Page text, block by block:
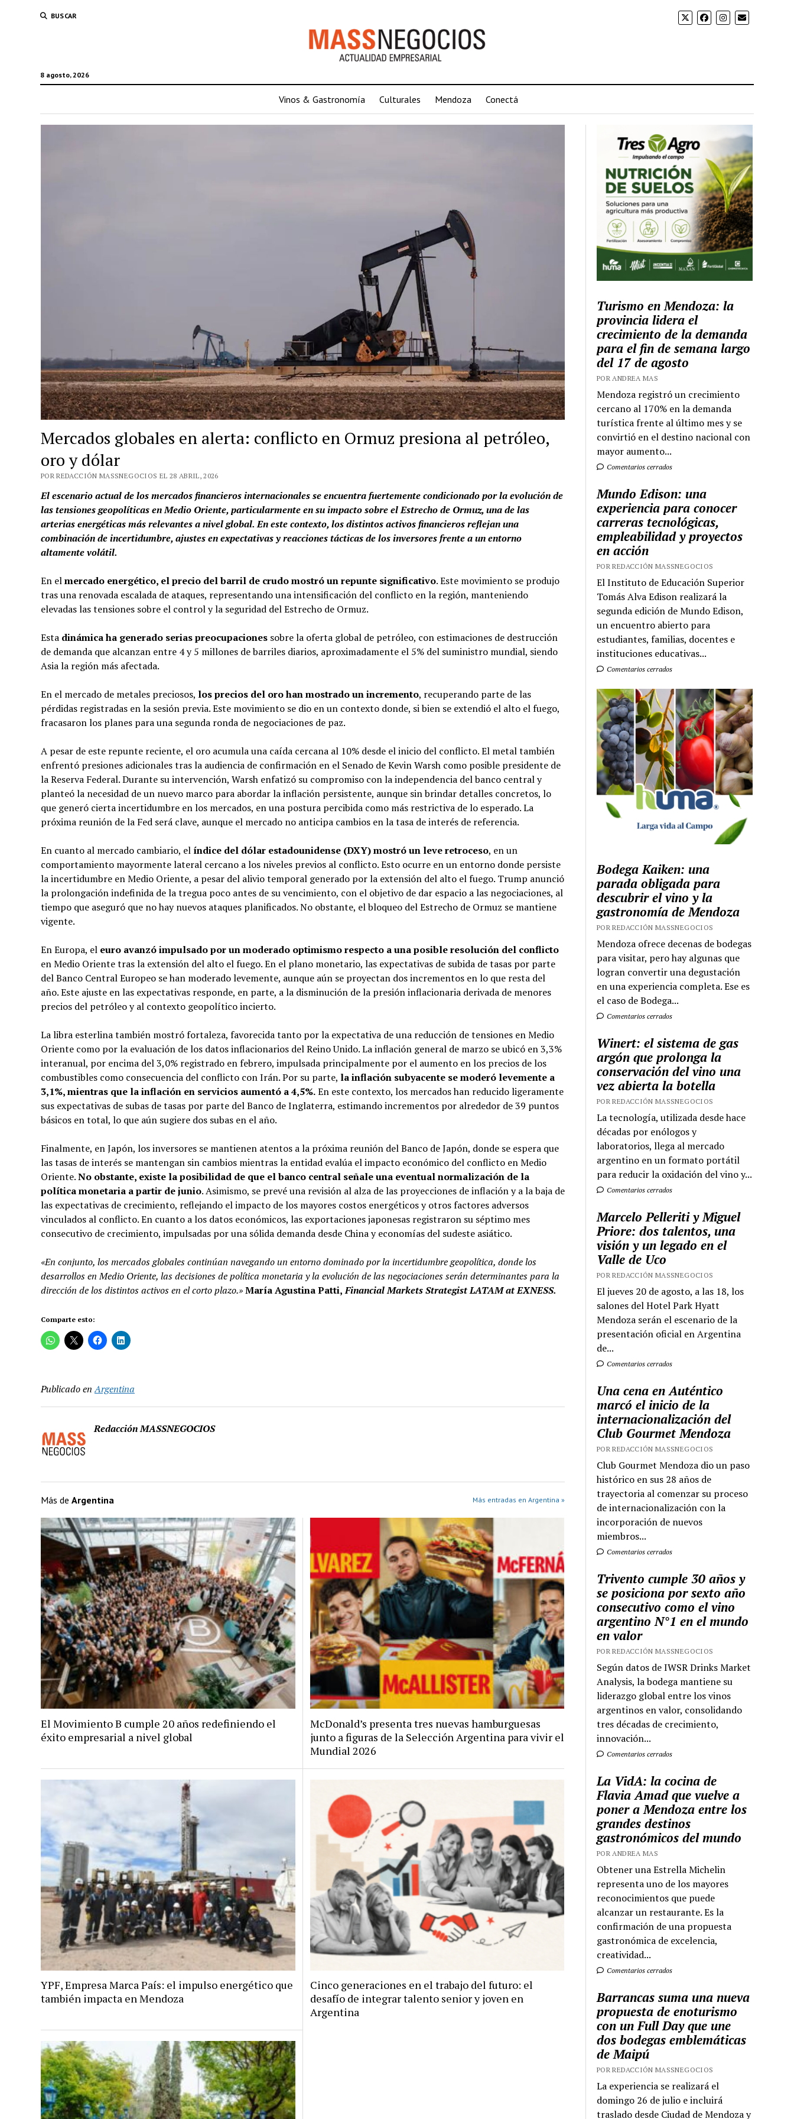
BUSCAR
8 agosto, 2026
Vinos & Gastronomía Culturales Mendoza Conectá
Mercados globales en alerta: conflicto en Ormuz presiona al petróleo,
oro y dólar
POR REDACCIÓN MASSNEGOCIOS EL 28 ABRIL, 2026
El escenario actual de los mercados financieros internacionales se encuentra fuertemente condicionado por la evolución de
las tensiones geopolíticas en Medio Oriente, particularmente en su impacto sobre el Estrecho de Ormuz, una de las
arterias energéticas más relevantes a nivel global. En este contexto, los distintos activos financieros reflejan una
combinación de incertidumbre, ajustes en expectativas y reacciones tácticas de los inversores frente a un entorno
altamente volátil.
En elmercado energético, el precio del barril de crudo mostró un repunte significativo. Este movimiento se produjo
tras una renovada escalada de ataques, representando una intensificación del conflicto en la región, manteniendo
elevadas las tensiones sobre el control y la seguridad del Estrecho de Ormuz.
Esta dinámica ha generado serias preocupacionessobre la oferta global de petróleo, con estimaciones de destrucción
de demanda que alcanzan entre 4 y 5 millones de barriles diarios, aproximadamente el 5% del suministro mundial, siendo
Asia la región más afectada.
En el mercado de metales preciosos, los precios del oro han mostrado un incremento, recuperando parte de las
pérdidas registradas en la sesión previa. Este movimiento se dio en un contexto donde, si bien se extendió el alto el fuego,
fracasaron los planes para una segunda ronda de negociaciones de paz.
A pesar de este repunte reciente, el oro acumula una caída cercana al 10% desde el inicio del conflicto. El metal también
enfrentó presiones adicionales tras la audiencia de confirmación en el Senado de Kevin Warsh como posible presidente de
la Reserva Federal. Durante su intervención, Warsh enfatizó su compromiso con la independencia del banco central y
planteó la necesidad de un nuevo marco para abordar la inflación persistente, aunque sin brindar detalles concretos, lo
que generó cierta incertidumbre en los mercados, en una postura percibida como más restrictiva de lo esperado. La
próxima reunión de la Fed será clave, aunque el mercado no anticipa cambios en la tasa de interés de referencia.
En cuanto al mercado cambiario, el índice del dólar estadounidense (DXY) mostró un leve retroceso, en un
comportamiento mayormente lateral cercano a los niveles previos al conflicto. Esto ocurre en un entorno donde persiste
la incertidumbre en Medio Oriente, a pesar del alivio temporal generado por la extensión del alto el fuego. Trump anunció
la prolongación indefinida de la tregua poco antes de su vencimiento, con el objetivo de dar espacio a las negociaciones, al
tiempo que aseguró que no hay nuevos ataques planificados. No obstante, el bloqueo del Estrecho de Ormuz se mantiene
vigente.
En Europa, el euro avanzó impulsado por un moderado optimismo respecto a una posible resolución del conflicto
en Medio Oriente tras la extensión del alto el fuego. En el plano monetario, las expectativas de subida de tasas por parte
del Banco Central Europeo se han moderado levemente, aunque aún se proyectan dos incrementos en lo que resta del
año. Este ajuste en las expectativas responde, en parte, a la disminución de la presión inflacionaria derivada de menores
precios del petróleo y al contexto geopolítico incierto.
La libra esterlina también mostró fortaleza, favorecida tanto por la expectativa de una reducción de tensiones en Medio
Oriente como por la evaluación de los datos inflacionarios del Reino Unido. La inflación general de marzo se ubicó en 3,3%
interanual, por encima del 3,0% registrado en febrero, impulsada principalmente por el aumento en los precios de los
combustibles como consecuencia del conflicto con Irán. Por su parte, la inflación subyacente se moderó levemente a
3,1%, mientras que la inflación en servicios aumentó a 4,5%.En este contexto, los mercados han reducido ligeramente
sus expectativas de subas de tasas por parte del Banco de Inglaterra, estimando incrementos por alrededor de 39 puntos
básicos en total, lo que aún sugiere dos subas en el año.
Finalmente, en Japón, los inversores se mantienen atentos a la próxima reunión del Banco de Japón, donde se espera que
las tasas de interés se mantengan sin cambios mientras la entidad evalúa el impacto económico del conflicto en Medio
Oriente.No obstante, existe la posibilidad de que el banco central señale una eventual normalización de la
política monetaria a partir de junio. Asimismo, se prevé una revisión al alza de las proyecciones de inflación y a la baja de
las expectativas de crecimiento, reflejando el impacto de los mayores costos energéticos y otros factores adversos
vinculados al conflicto. En cuanto a los datos económicos, las exportaciones japonesas registraron su séptimo mes
consecutivo de crecimiento, impulsadas por una sólida demanda desde China y economías del sudeste asiático.
«En conjunto, los mercados globales continúan navegando un entorno dominado por la incertidumbre geopolítica, donde los
desarrollos en Medio Oriente, las decisiones de política monetaria y la evolución de las negociaciones serán determinantes para la
dirección de los distintos activos en el corto plazo.»María Agustina Patti, Financial Markets Strategist LATAM at EXNESS.
Comparte esto:
Publicado en Argentina
Redacción MASSNEGOCIOS
Más de Argentina Más entradas en Argentina »
El Movimiento B cumple 20 años redefiniendo el
éxito empresarial a nivel global
McDonald’s presenta tres nuevas hamburguesas
junto a figuras de la Selección Argentina para vivir el
Mundial 2026
YPF, Empresa Marca País: el impulso energético que
también impacta en Mendoza
Cinco generaciones en el trabajo del futuro: el
desafío de integrar talento senior y joven en
Argentina
Turismo en Mendoza: la
provincia lidera el
crecimiento de la demanda
para el fin de semana largo
del 17 de agosto
POR ANDREA MAS
Mendoza registró un crecimiento
cercano al 170% en la demanda
turística frente al último mes y se
convirtió en el destino nacional con
mayor aumento...
Comentarios cerrados
Mundo Edison: una
experiencia para conocer
carreras tecnológicas,
empleabilidad y proyectos
en acción
POR REDACCIÓN MASSNEGOCIOS
El Instituto de Educación Superior
Tomás Alva Edison realizará la
segunda edición de Mundo Edison,
un encuentro abierto para
estudiantes, familias, docentes e
instituciones educativas...
Comentarios cerrados
Bodega Kaiken: una
parada obligada para
descubrir el vino y la
gastronomía de Mendoza
POR REDACCIÓN MASSNEGOCIOS
Mendoza ofrece decenas de bodegas
para visitar, pero hay algunas que
logran convertir una degustación
en una experiencia completa. Ese es
el caso de Bodega...
Comentarios cerrados
Winert: el sistema de gas
argón que prolonga la
conservación del vino una
vez abierta la botella
POR REDACCIÓN MASSNEGOCIOS
La tecnología, utilizada desde hace
décadas por enólogos y
laboratorios, llega al mercado
argentino en un formato portátil
para reducir la oxidación del vino y...
Comentarios cerrados
Marcelo Pelleriti y Miguel
Priore: dos talentos, una
visión y un legado en el
Valle de Uco
POR REDACCIÓN MASSNEGOCIOS
El jueves 20 de agosto, a las 18, los
salones del Hotel Park Hyatt
Mendoza serán el escenario de la
presentación oficial en Argentina
de...
Comentarios cerrados
Una cena en Auténtico
marcó el inicio de la
internacionalización del
Club Gourmet Mendoza
POR REDACCIÓN MASSNEGOCIOS
Club Gourmet Mendoza dio un paso
histórico en sus 28 años de
trayectoria al comenzar su proceso
de internacionalización con la
incorporación de nuevos
miembros...
Comentarios cerrados
Trivento cumple 30 años y
se posiciona por sexto año
consecutivo como el vino
argentino N°1 en el mundo
en valor
POR REDACCIÓN MASSNEGOCIOS
Según datos de IWSR Drinks Market
Analysis, la bodega mantiene su
liderazgo global entre los vinos
argentinos en valor, consolidando
tres décadas de crecimiento,
innovación...
Comentarios cerrados
La VidA: la cocina de
Flavia Amad que vuelve a
poner a Mendoza entre los
grandes destinos
gastronómicos del mundo
POR ANDREA MAS
Obtener una Estrella Michelin
representa uno de los mayores
reconocimientos que puede
alcanzar un restaurante. Es la
confirmación de una propuesta
gastronómica de excelencia,
creatividad...
Comentarios cerrados
Barrancas suma una nueva
propuesta de enoturismo
con un Full Day que une
dos bodegas emblemáticas
de Maipú
POR REDACCIÓN MASSNEGOCIOS
La experiencia se realizará el
domingo 26 de julio e incluirá
traslado desde Ciudad de Mendoza y